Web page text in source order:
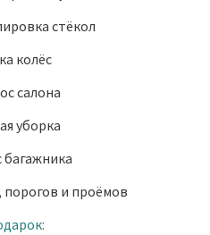
стёкол
колёс
салона
уборка
багажника
и проёмов